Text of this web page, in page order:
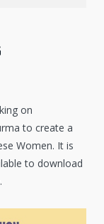
on
to create a
Women. It is
to download